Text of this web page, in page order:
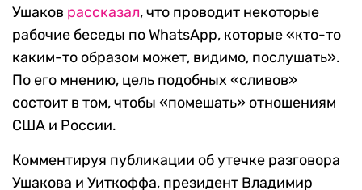
Ушаков рассказал, что проводит некоторые
рабочие беседы по WhatsApp, которые «кто-то
каким-то образом может, видимо, послушать».
По его мнению, цель подобных «сливов»
состоит в том, чтобы «помешать» отношениям
США и России.
Комментируя публикации об утечке разговора
Ушакова и Уиткоффа, президент Владимир